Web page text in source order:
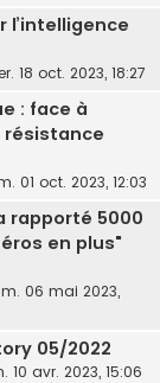
l’intelligence
18 oct. 2023, 18:27
: face à
résistance
01 oct. 2023, 12:03
rapporté 5000
en plus"
06 mai 2023,
05/2022
10 avr. 2023, 15:06